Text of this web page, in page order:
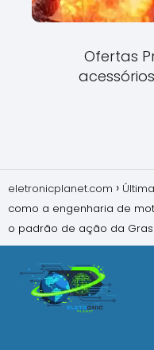
Ofertas
eletronicplanet.com
como a engenharia de
o padrão de ação da